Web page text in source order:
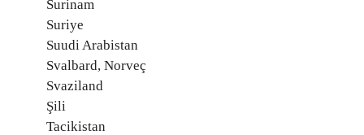
Surinam
Suriye
Suudi Arabistan
Svalbard, Norveç
Svaziland
Şili
Tacikistan